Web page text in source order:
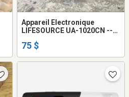
Appareil Electronique
LIFESOURCE UA-1020CN ---
75 $